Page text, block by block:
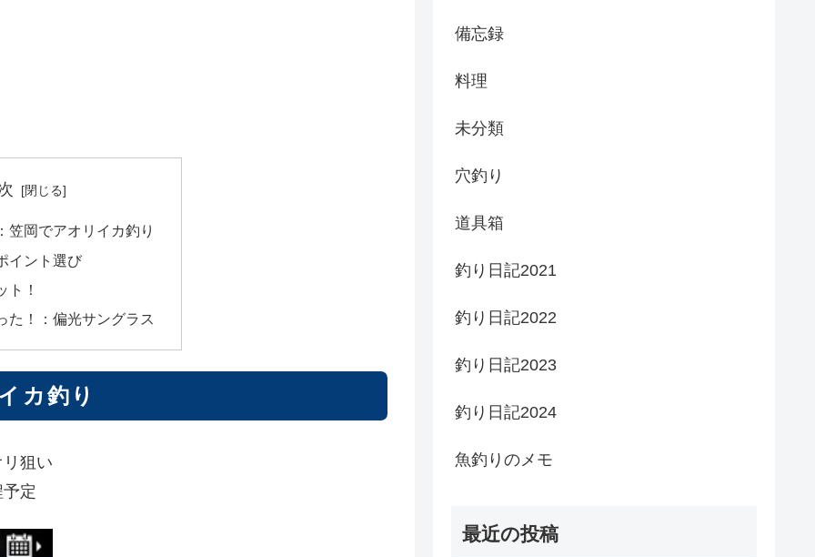
笠岡でアオリイカ釣り
イント選び
ト！
た！：偏光サングラス
カ釣り
狙い
定
備忘録
料理
未分類
穴釣り
道具箱
釣り日記2021
釣り日記2022
釣り日記2023
釣り日記2024
魚釣りのメモ
最近の投稿